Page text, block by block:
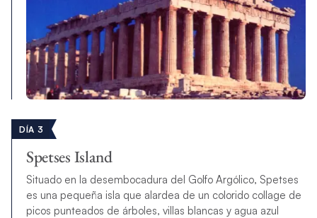
DÍA 3
Spetses Island
Situado en la desembocadura del Golfo Argólico, Spetses
es una pequeña isla que alardea de un colorido collage de
picos punteados de árboles, villas blancas y agua azul